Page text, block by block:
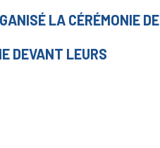
LA CÉRÉMONIE DE
DEVANT LEURS